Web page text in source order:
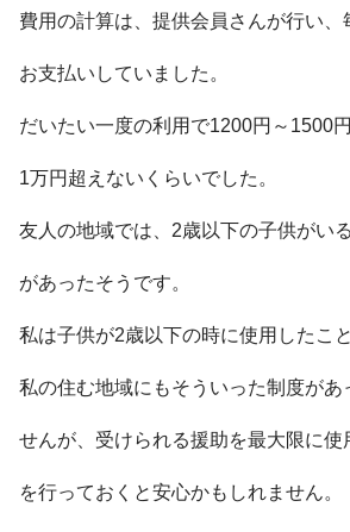
費用の計算は、提供会員さんが行い
お支払いしていました。
だいたい一度の利用で1200円～1500
1万円超えないくらいでした。
友人の地域では、2歳以下の子供がい
があったそうです。
私は子供が2歳以下の時に使用したこ
私の住む地域にもそういった制度があ
せんが、受けられる援助を最大限に使
を行っておくと安心かもしれません。